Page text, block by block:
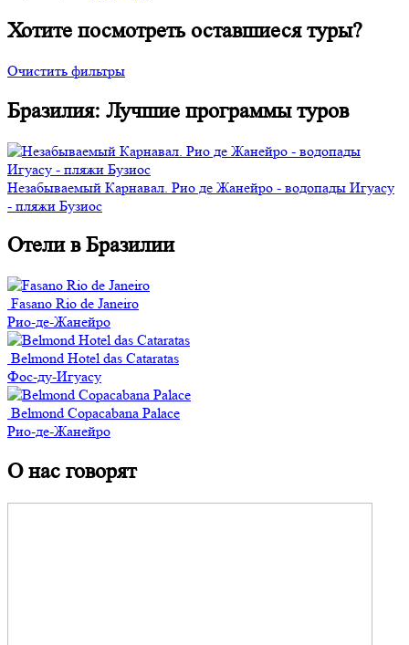
Хотите посмотреть оставшиеся туры?
Очистить фильтры
Бразилия: Лучшие программы туров
Незабываемый Карнавал. Рио де Жанейро - водопады Игуасу
- пляжи Бузиос
Отели в Бразилии
Fasano Rio de Janeiro
Рио-де-Жанейро
Belmond Hotel das Cataratas
Фос-ду-Игуасу
Belmond Copacabana Palace
Рио-де-Жанейро
О нас говорят